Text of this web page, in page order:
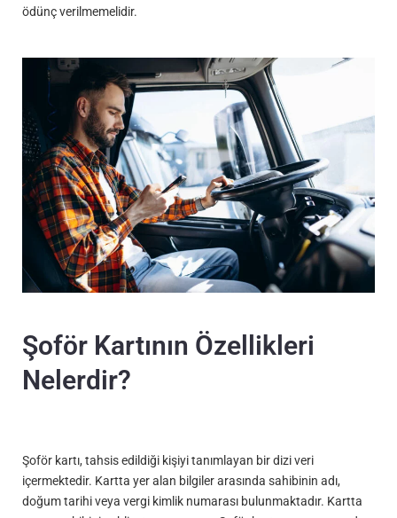
ödünç verilmemelidir.
Şoför Kartının Özellikleri
Nelerdir?
Şoför kartı, tahsis edildiği kişiyi tanımlayan bir dizi veri
içermektedir. Kartta yer alan bilgiler arasında sahibinin adı,
doğum tarihi veya vergi kimlik numarası bulunmaktadır. Kartta